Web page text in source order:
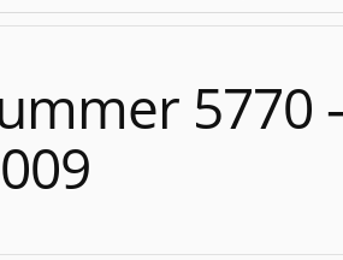
seculiere Westen minderheden
de verrassing van Oost-Europa
op de beklaagdenbank”
5770